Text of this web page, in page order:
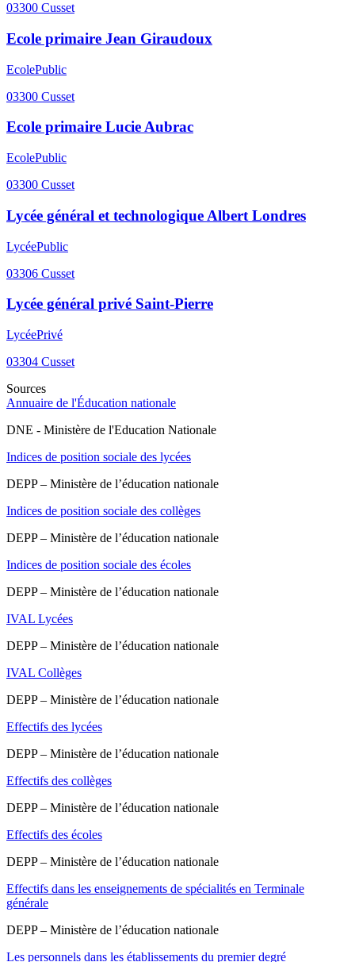
03300 Cusset
Ecole primaire Jean Giraudoux
EcolePublic
03300 Cusset
Ecole primaire Lucie Aubrac
EcolePublic
03300 Cusset
Lycée général et technologique Albert Londres
LycéePublic
03306 Cusset
Lycée général privé Saint-Pierre
LycéePrivé
03304 Cusset
Sources
Annuaire de l'Éducation nationale
DNE - Ministère de l'Education Nationale
Indices de position sociale des lycées
DEPP – Ministère de l’éducation nationale
Indices de position sociale des collèges
DEPP – Ministère de l’éducation nationale
Indices de position sociale des écoles
DEPP – Ministère de l’éducation nationale
IVAL Lycées
DEPP – Ministère de l’éducation nationale
IVAL Collèges
DEPP – Ministère de l’éducation nationale
Effectifs des lycées
DEPP – Ministère de l’éducation nationale
Effectifs des collèges
DEPP – Ministère de l’éducation nationale
Effectifs des écoles
DEPP – Ministère de l’éducation nationale
Effectifs dans les enseignements de spécialités en Terminale
générale
DEPP – Ministère de l’éducation nationale
Les personnels dans les établissements du premier degré